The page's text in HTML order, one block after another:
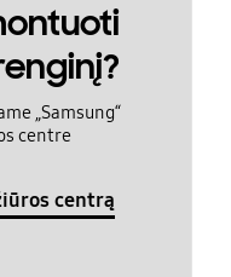
„Samsung“
centre
centrą